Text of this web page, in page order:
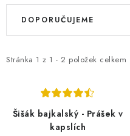
V
i
Stránka 1 z 1 - 2 položek celkem
Ř
e
p
DOPORUČUJEME
Šišák bajkalský - Prášek v
kapslích